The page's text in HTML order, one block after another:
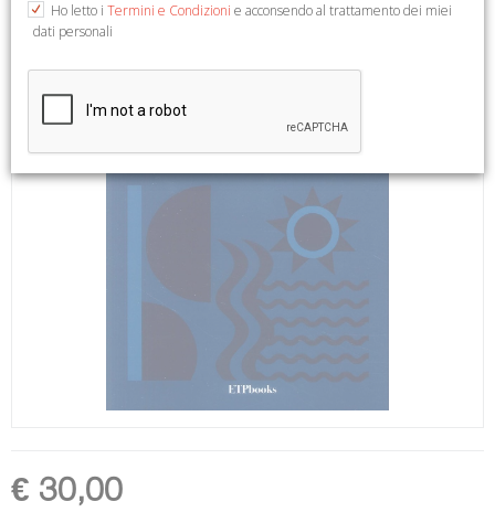
€ 30,00
Ho letto i Termini e Condizioni e acconsendo al trattamento dei miei
dati personali